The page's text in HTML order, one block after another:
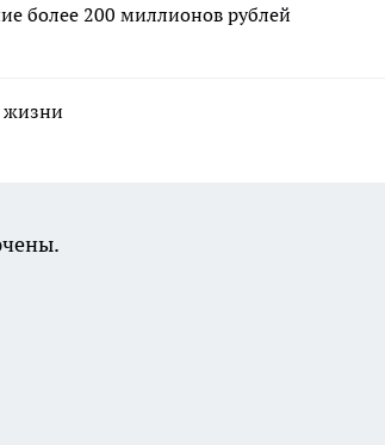
более 200 миллионов рублей
жизни